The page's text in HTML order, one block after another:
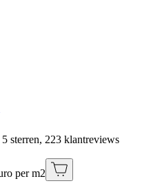
sterren, 223 klantreviews
per m2